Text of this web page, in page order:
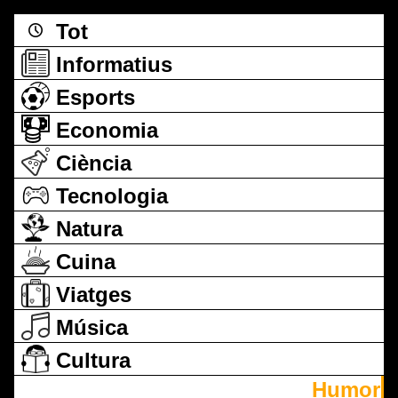
Tot
Informatius
Esports
Economia
Ciència
Tecnologia
Natura
Cuina
Viatges
Música
Cultura
Humor